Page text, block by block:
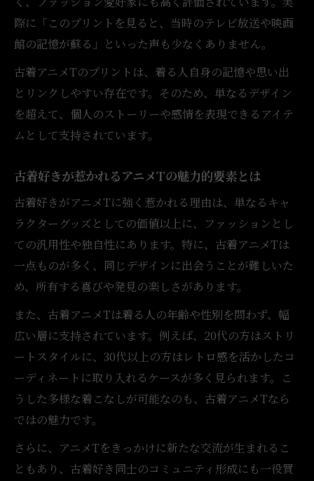
際に「このプリントを見ると、当時のテレビ放送や映画
館の記憶が蘇る」といった声も少なくありません。
古着アニメTのプリントは、着る人自身の記憶や思い出
とリンクしやすい存在です。そのため、単なるデザイン
を超えて、個人のストーリーや感情を表現できるアイテ
ムとして支持されています。
古着好きが惹かれるアニメTの魅力的要素とは
古着好きがアニメTに強く惹かれる理由は、単なるキャ
ラクターグッズとしての価値以上に、ファッションとし
ての汎用性や独自性にあります。特に、古着アニメTは
一点ものが多く、同じデザインに出会うことが難しいた
め、所有する喜びや発見の楽しさがあります。
また、古着アニメTは着る人の年齢や性別を問わず、幅
広い層に支持されています。例えば、20代の方はストリ
ートスタイルに、30代以上の方はレトロ感を活かしたコ
ーディネートに取り入れるケースが多く見られます。こ
うした多様な着こなしが可能なのも、古着アニメTなら
ではの魅力です。
さらに、アニメTをきっかけに新たな交流が生まれるこ
ともあり、古着好き同士のコミュニティ形成にも一役買